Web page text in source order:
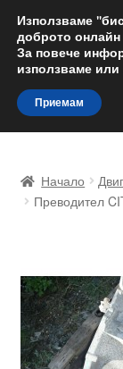
Skip
to
navigation
Skip
to
content
Доставка по
За нас
Количка
Начало
Преводител
Използваме
доброто
За повече
използваме или
Приемам